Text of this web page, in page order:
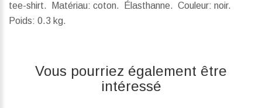
tee-shirt. Matériau: coton. Élasthanne. Couleur: noir.
Poids: 0.3 kg.
Vous pourriez également être
intéressé